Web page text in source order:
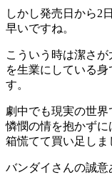
しかし発売日から2
早いですね。
こういう時は潔さ
を生業にしている
す。
劇中でも現実の世
憐憫の情を抱かず
箱慌てて買い足しま
バンダイさんの誠